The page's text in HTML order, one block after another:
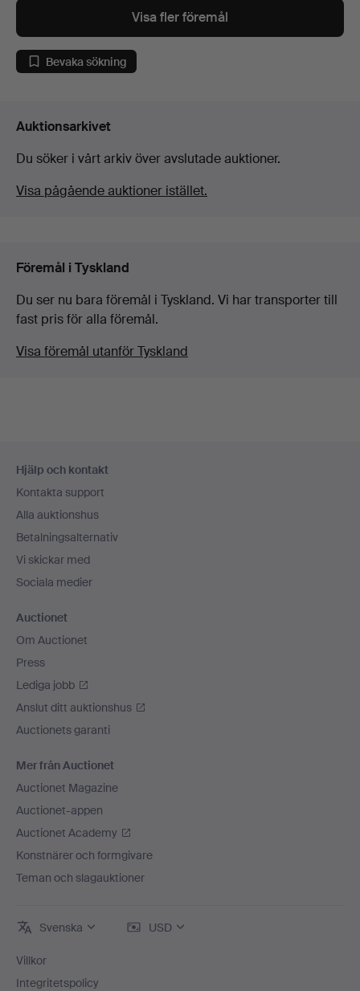
Visa fler föremål
Bevaka sökning
Auktionsarkivet
Du söker i vårt arkiv över avslutade auktioner.
Visa pågående auktioner istället.
Föremål i Tyskland
Du ser nu bara föremål i Tyskland. Vi har transporter till
fast pris för alla föremål.
Visa föremål utanför Tyskland
Hjälp och kontakt
Kontakta support
Alla auktionshus
Betalningsalternativ
Vi skickar med
Sociala medier
Auctionet
Om Auctionet
Press
Lediga jobb
Anslut ditt auktionshus
Auctionets garanti
Mer från Auctionet
Auctionet Magazine
Auctionet-appen
Auctionet Academy
Konstnärer och formgivare
Teman och slagauktioner
Svenska USD
Villkor
Integritetspolicy